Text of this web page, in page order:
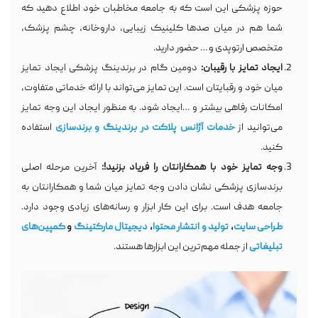
حوزه پزشکی این است که به جامعه مخاطبان خود اطلاع دهید که
شما هم در میان صدها کلینیک زیبایی، داروخانه، چشم پزشک،
متخصص ارتوپدی و … حضور دارید.
ایجاد تمایز با رقیبان: دومین گام در برندینگ پزشکی ایجاد تمایز
میان خود و رقبایتان است. این تمایز می‌تواند با ارائه خدماتی متفاوت،
امکانات رفاهی بیشتر و …ایجاد شود. به منظور ایجاد این وجه تمایز
می‌توانید ازخدمات آژانس پلاکت در برندینگ و برندسازی استفاده
کنید.
وجه تمایز خود با همکارانتان را فریاد بزنید!: آخرین مرحله اصلی
برندسازی پزشکی نشان دادن وجه تمایز میان شما و همکارانتان به
جامعه هدف است. برای این کار ابزار و رسانه‌های زیادی وجود دارد.
طراحیسایت، تولیدو انتشارمحتوا، دیجیتالمارکتینگ وکمپینهای
تبلیغاتی از جمله مهم‌ترین این ابزارها هستند.